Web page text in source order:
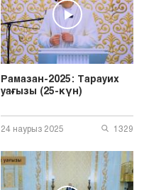
Рамазан-2025: Тарауих
уағызы (25-күн)
24 наурыз 2025 1329